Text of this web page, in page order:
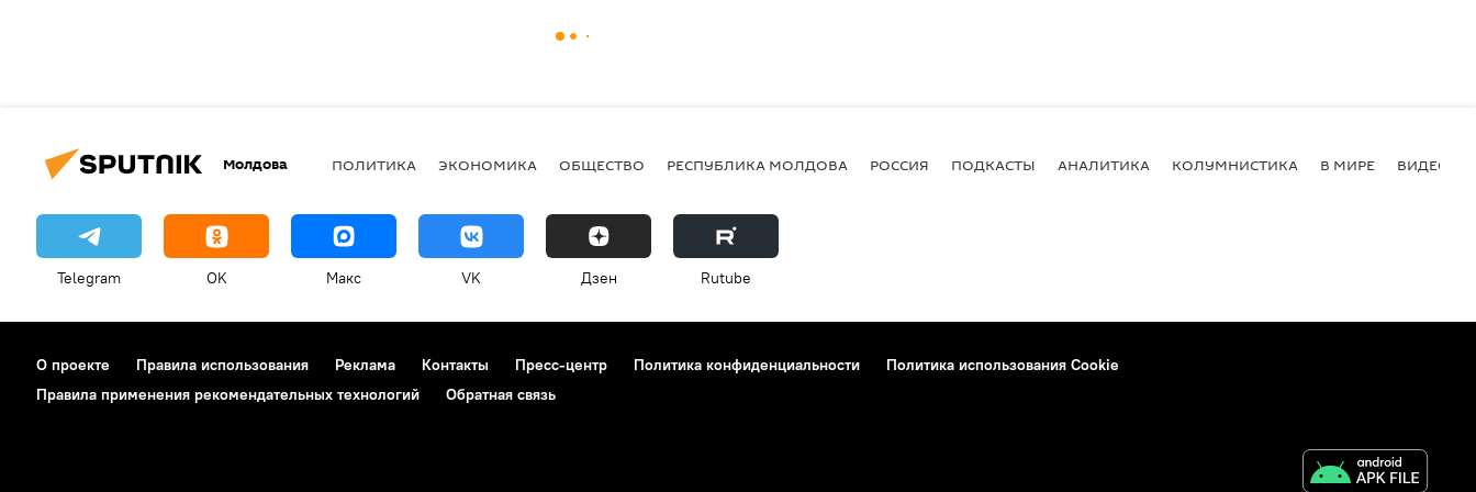
Молдова ПОЛИТИКА ЭКОНОМИКА ОБЩЕСТВО РЕСПУБЛИКА МОЛДОВА РОССИЯ ПОДКАСТЫ АНАЛИТИКА КОЛУМНИСТИКА В МИРЕ ВИДЕО
Telegram OK Макс VK Дзен Rutube
О проекте Правила использования Реклама Контакты Пресс-центр Политика конфиденциальности
Политика использования Cookie
Правила применения рекомендательных технологий
Обратная связь